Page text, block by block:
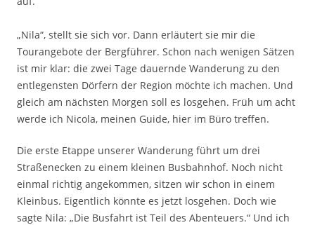
„Nila“, stellt sie sich vor. Dann erläutert sie mir die
Tourangebote der Bergführer. Schon nach wenigen Sätzen
ist mir klar: die zwei Tage dauernde Wanderung zu den
entlegensten Dörfern der Region möchte ich machen. Und
gleich am nächsten Morgen soll es losgehen. Früh um acht
werde ich Nicola, meinen Guide, hier im Büro treffen.
Die erste Etappe unserer Wanderung führt um drei
Straßenecken zu einem kleinen Busbahnhof. Noch nicht
einmal richtig angekommen, sitzen wir schon in einem
Kleinbus. Eigentlich könnte es jetzt losgehen. Doch wie
sagte Nila: „Die Busfahrt ist Teil des Abenteuers.“ Und ich